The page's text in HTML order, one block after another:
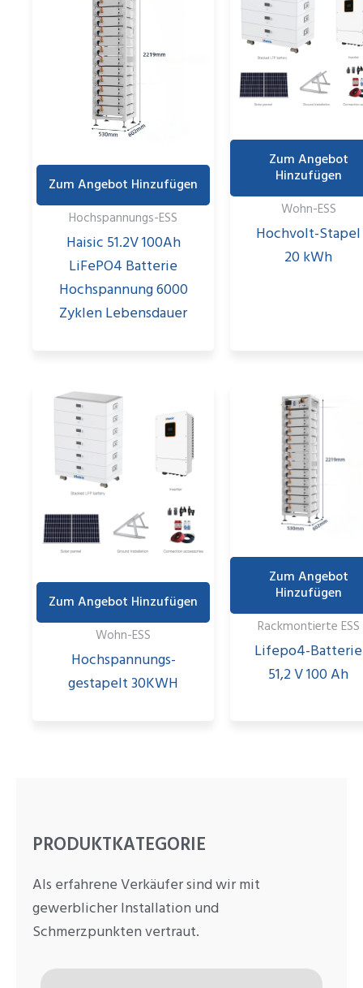
Zum Angebot Hinzufügen
Hochspannungs-ESS
Haisic 51.2V 100Ah
LiFePO4 Batterie
Hochspannung 6000
Zyklen Lebensdauer
Zum Angebot
Hinzufügen
Wohn-ESS
Hochvolt-Stapel
20 kWh
Zum Angebot Hinzufügen
Wohn-ESS
Hochspannungs-
gestapelt 30KWH
Zum Angebot
Hinzufügen
Rackmontierte ESS
Lifepo4-Batterie
51,2 V 100 Ah
PRODUKTKATEGORIE
Als erfahrene Verkäufer sind wir mit
gewerblicher Installation und
Schmerzpunkten vertraut.